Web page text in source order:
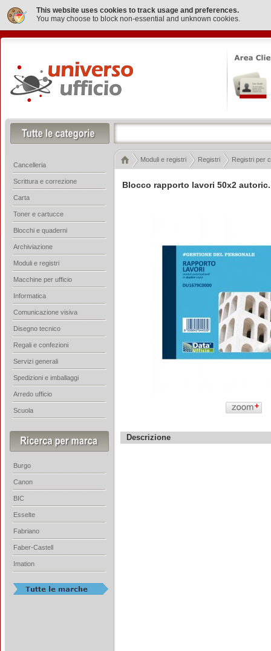
This website uses cookies to track usage and preferences.
You may choose to block non-essential and unknown cookies.
Blocco rapporto lavori 50x2
Descrizione
Moduli e registri Registri Registri per
Cancelleria
Scrittura e correzione
Carta
Toner e cartucce
Blocchi e quaderni
Archiviazione
Moduli e registri
Macchine per ufficio
Informatica
Comunicazione visiva
Disegno tecnico
Regali e confezioni
Servizi generali
Spedizioni e imballaggi
Arredo ufficio
Scuola
Burgo
Canon
BIC
Esselte
Fabriano
Faber-Castell
Imation